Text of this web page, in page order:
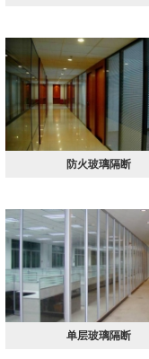
防火玻璃隔断
单层玻璃隔断